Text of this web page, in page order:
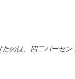
たのは、四二パーセン